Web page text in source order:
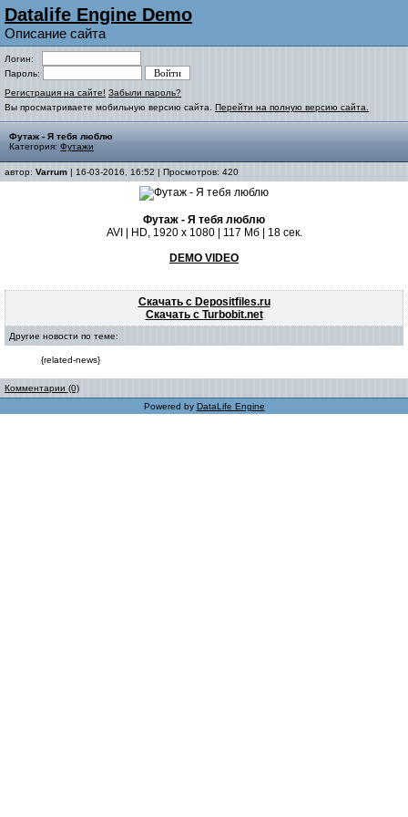
Datalife Engine Demo
Описание сайта
Логин:
Пароль:
Регистрация на сайте! Забыли пароль?
Вы просматриваете мобильную версию сайта. Перейти на полную версию сайта.
Футаж - Я тебя люблю
Категория: Футажи
автор: Varrum | 16-03-2016, 16:52 | Просмотров: 420
Футаж - Я тебя люблю
AVI | HD, 1920 x 1080 | 117 Мб | 18 сек.
DEMO VIDEO
Скачать с Depositfiles.ru
Скачать с Turbobit.net
Другие новости по теме:
{related-news}
Комментарии (0)
Powered by DataLife Engine